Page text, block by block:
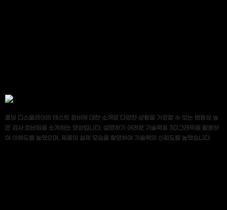
폴딩 디스플레이의 테스트 장비에 대한 소개로 다양한 상황을 가정할 수 있는 범용성 높
은 검사 장비임을 소개하는 영상입니다. 설명하기 어려운 기술력을 3D그래픽을 활용하
여 이해도를 높였으며, 제품의 실제 모습을 촬영하여 기술력의 신뢰도를 높였습니다.